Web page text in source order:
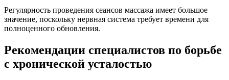
Регулярность проведения сеансов массажа имеет большое
значение, поскольку нервная система требует времени для
полноценного обновления.
Рекомендации специалистов по борьбе
с хронической усталостью